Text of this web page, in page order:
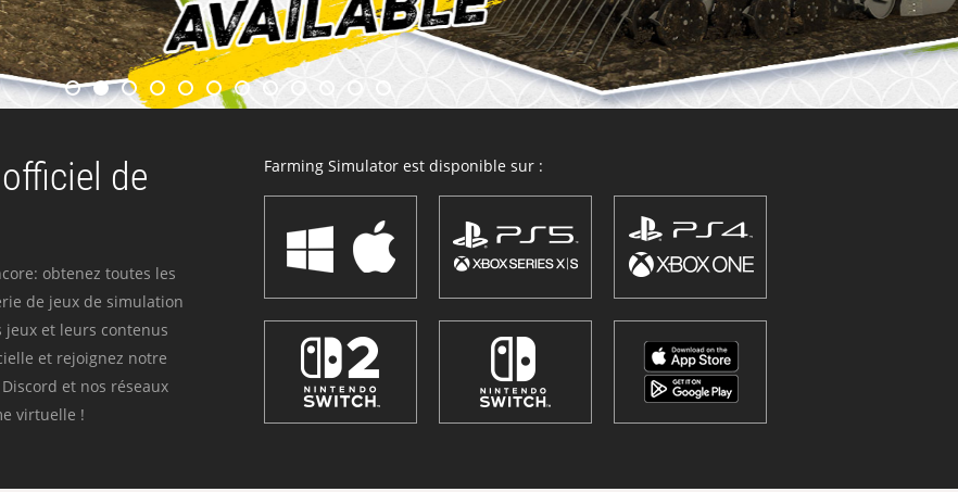
de
obtenez toutes les
de jeux de simulation
jeux et leurs contenus
et rejoignez notre
et nos réseaux
virtuelle !
Farming Simulator est disponible sur :